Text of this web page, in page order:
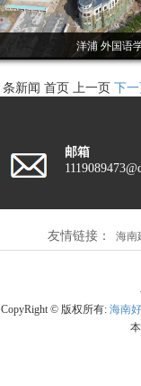
洋浦 外国语
条新闻 首页 上一页 下
邮箱
友情链接： 海南
CopyRight © 版权所有: 海南